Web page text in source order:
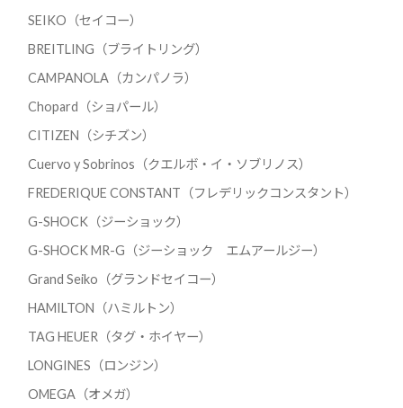
SEIKO（セイコー）
BREITLING（ブライトリング）
CAMPANOLA（カンパノラ）
Chopard（ショパール）
CITIZEN（シチズン）
Cuervo y Sobrinos（クエルボ・イ・ソブリノス）
FREDERIQUE CONSTANT（フレデリックコンスタント）
G-SHOCK（ジーショック）
G-SHOCK MR-G（ジーショック エムアールジー）
Grand Seiko（グランドセイコー）
HAMILTON（ハミルトン）
TAG HEUER（タグ・ホイヤー）
LONGINES（ロンジン）
OMEGA（オメガ）